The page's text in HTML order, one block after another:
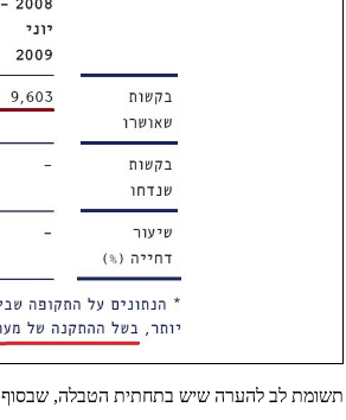
תשומת לב להערה שיש בתחתית הטבלה, שבסוף 2013 הנתונים נמוכים, כי